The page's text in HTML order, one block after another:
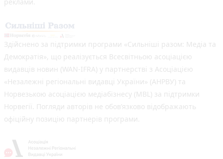
Здійснено за підтримки програми «Сильніші разом: Медіа та
Демократія», що реалізується Всесвітньою асоціацією
видавців новин (WAN-IFRA) у партнерстві з Асоціацією
«Незалежні регіональні видавці України» (АНРВУ) та
Норвезькою асоціацією медіабізнесу (MBL) за підтримки
Норвегії. Погляди авторів не обов’язково відображають
офіційну позицію партнерів програми.